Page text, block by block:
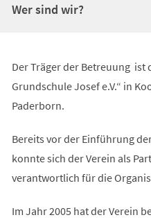
Wer sind wir?
Der Träger der Betreuung ist
Grundschule Josef e.V.“ in
Paderborn.
Bereits vor der Einführung
konnte sich der Verein als
verantwortlich für die
Im Jahr 2005 hat der Verein